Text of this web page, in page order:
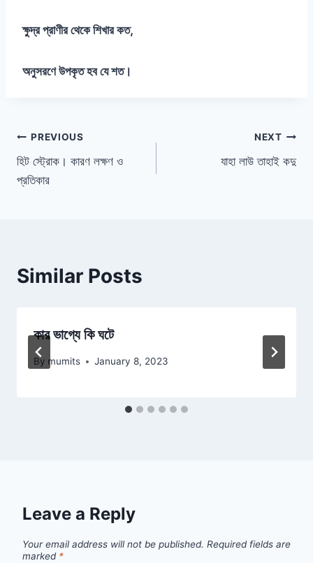
ক্ষুদ্র প্রাণীর থেকে শিখার কত,
অনুসরণে উপকৃত হব যে শত।
Post
navigation
PREVIOUS
হিট স্ট্রোক। কারণ লক্ষণ ও
প্রতিকার
NEXT
যাহা লাউ তাহাই কদু
Similar Posts
কার ভাগ্যে কি ঘটে
By mumits January 8, 2023
Leave a Reply
Your email address will not be published. Required fields are
marked *